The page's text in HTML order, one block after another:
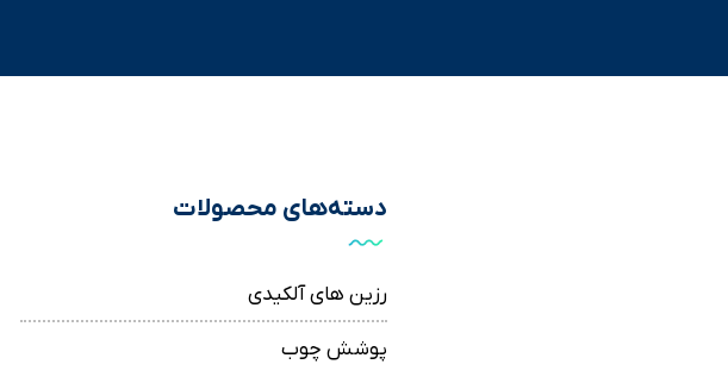
دسته‌های محصولات
رزین های آلکیدی
پوشش چوب